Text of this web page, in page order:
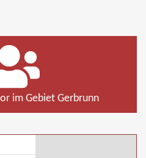
im Gebiet Gerbrunn